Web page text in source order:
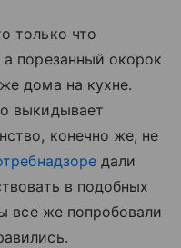
только что
порезанный окорок
дома на кухне.
выкидывает
конечно же, не
дали
в подобных
все же попробовали